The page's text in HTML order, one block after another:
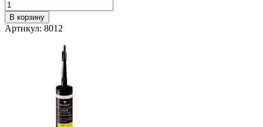
В корзину
Артикул: 8012